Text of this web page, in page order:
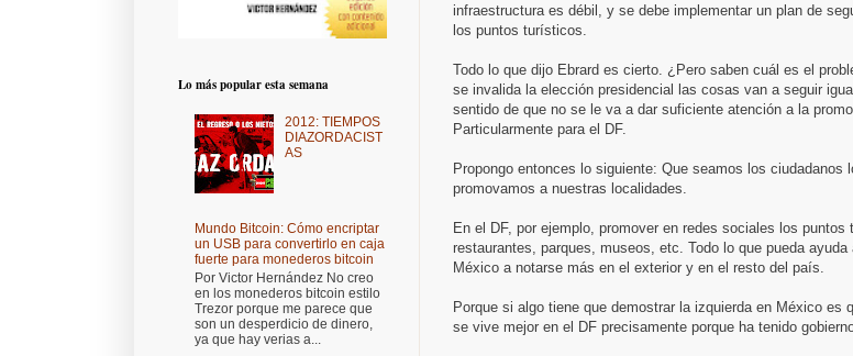
infraestructura es débil, y se debe implementar un plan de
los puntos turísticos.
Todo lo que dijo Ebrard es cierto. ¿Pero saben cuál es el
se invalida la elección presidencial las cosas van a seguir
sentido de que no se le va a dar suficiente atención a la
Particularmente para el DF.
Propongo entonces lo siguiente: Que seamos los ciudadanos
promovamos a nuestras localidades.
En el DF, por ejemplo, promover en redes sociales los puntos
restaurantes, parques, museos, etc. Todo lo que pueda ayuda
México a notarse más en el exterior y en el resto del país.
Porque si algo tiene que demostrar la izquierda en México es
se vive mejor en el DF precisamente porque ha tenido
Lo más popular esta semana
2012: TIEMPOS
DIAZORDACIST
AS
Mundo Bitcoin: Cómo encriptar
un USB para convertirlo en caja
fuerte para monederos bitcoin
Por Victor Hernández No creo
en los monederos bitcoin estilo
Trezor porque me parece que
son un desperdicio de dinero,
ya que hay verias a...